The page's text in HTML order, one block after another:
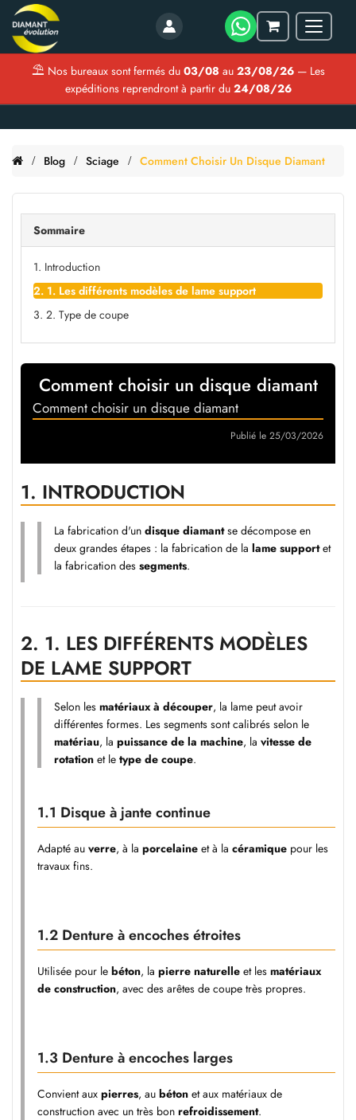
Mon
Menu
⛱ Nos bureaux sont fermés du 03/08 au 23/08/26— Les
expéditions reprendront à partir du 24/08/26
Blog Sciage Comment Choisir Un Disque Diamant
Sommaire
1. Introduction
2. 1. Les différents modèles de lame support
3. 2. Type de coupe
Comment choisir un disque diamant
Comment choisir un disque diamant
Publié le 25/03/2026
1. INTRODUCTION
La fabrication d'un disque diamantse décompose en
deux grandes étapes : la fabrication de la lame supportet
la fabrication des segments.
2. 1. LES DIFFÉRENTS MODÈLES
DE LAME SUPPORT
Selon les matériaux à découper, la lame peut avoir
différentes formes. Les segments sont calibrés selon le
matériau, la puissance de la machine, la vitesse de
rotation et le type de coupe.
1.1 Disque à jante continue
Adapté au verre, à la porcelaine et à la céramique pour les
travaux fins.
1.2 Denture à encoches étroites
Utilisée pour le béton, la pierre naturelle et les matériaux
de construction, avec des arêtes de coupe très propres.
1.3 Denture à encoches larges
Convient aux pierres, au béton et aux matériaux de
construction avec un très bon refroidissement.